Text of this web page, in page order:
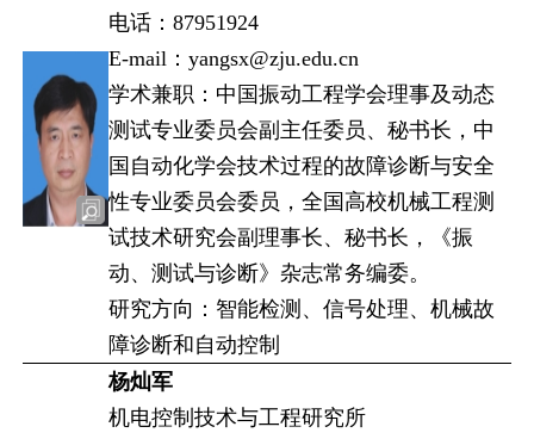
电话：87951924
E-mail：yangsx@zju.edu.cn
学术兼职：中国振动工程学会理事及动态
测试专业委员会副主任委员、秘书长，中
国自动化学会技术过程的故障诊断与安全
性专业委员会委员，全国高校机械工程测
试技术研究会副理事长、秘书长，《振
动、测试与诊断》杂志常务编委。
研究方向：智能检测、信号处理、机械故
障诊断和自动控制
杨灿军
机电控制技术与工程研究所